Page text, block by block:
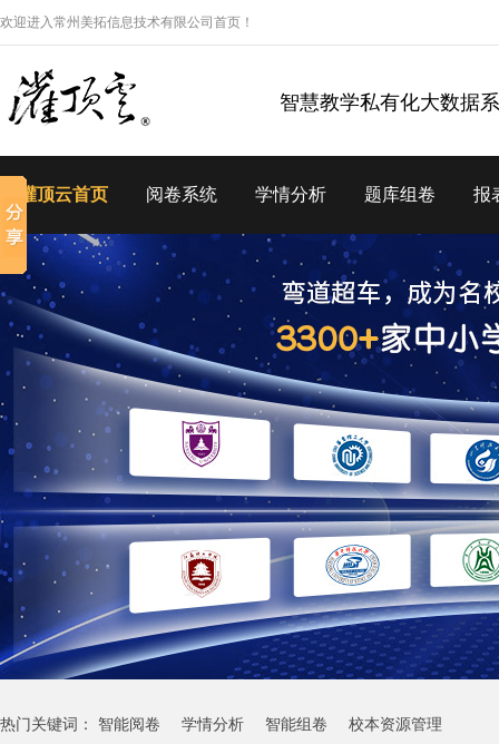
欢迎进入常州美拓信息技术有限公司首页！
智慧教学私有化大数据
灌顶云首页 阅卷系统 学情分析 题库组卷 报
热门关键词： 智能阅卷 学情分析 智能组卷 校本资源管理